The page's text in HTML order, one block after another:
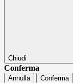
Chiudi
Conferma
Annulla Conferma